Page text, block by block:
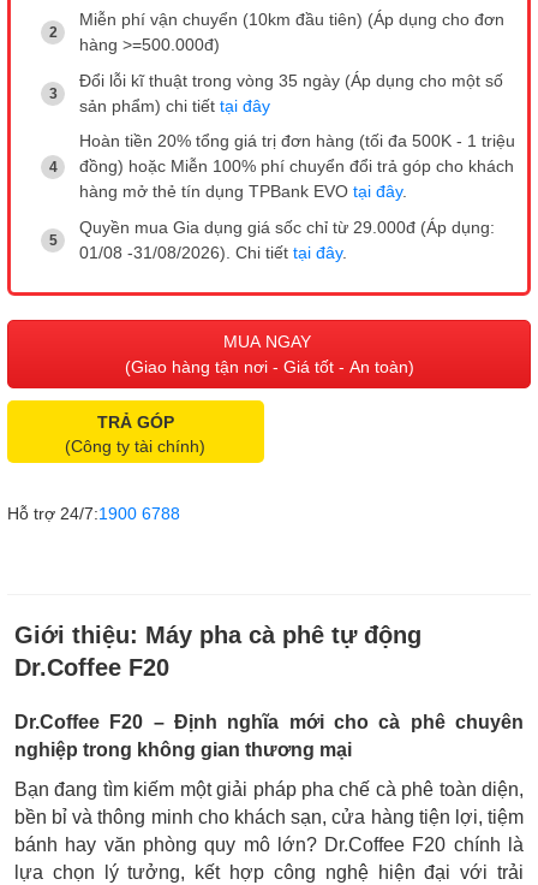
Miễn phí vận chuyển (10km đầu tiên) (Áp dụng cho đơn
hàng >=500.000đ)
Đổi lỗi kĩ thuật trong vòng 35 ngày (Áp dụng cho một số
sản phẩm) chi tiết tại đây
Hoàn tiền 20% tổng giá trị đơn hàng (tối đa 500K - 1 triệu
đồng) hoặc Miễn 100% phí chuyển đổi trả góp cho khách
hàng mở thẻ tín dụng TPBank EVO tại đây.
Quyền mua Gia dụng giá sốc chỉ từ 29.000đ (Áp dụng:
01/08 -31/08/2026). Chi tiết tại đây.
MUA NGAY
(Giao hàng tận nơi - Giá tốt - An toàn)
TRẢ GÓP
(Công ty tài chính)
Hỗ trợ 24/7:1900 6788
Giới thiệu: Máy pha cà phê tự động
Dr.Coffee F20
Dr.Coffee F20 – Định nghĩa mới cho cà phê chuyên
nghiệp trong không gian thương mại
Bạn đang tìm kiếm một giải pháp pha chế cà phê toàn diện,
bền bỉ và thông minh cho khách sạn, cửa hàng tiện lợi, tiệm
bánh hay văn phòng quy mô lớn? Dr.Coffee F20 chính là
lựa chọn lý tưởng, kết hợp công nghệ hiện đại với trải